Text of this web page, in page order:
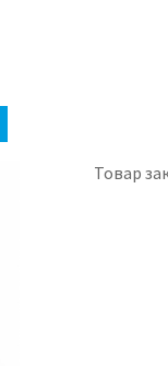
Товар